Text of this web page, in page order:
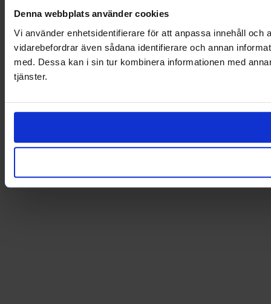
Denna webbplats använder cookies
Vi använder enhetsidentifierare för att anpassa innehåll
vidarebefordrar även sådana identifierare och annan
med. Dessa kan i sin tur kombinera informationen med
tjänster.